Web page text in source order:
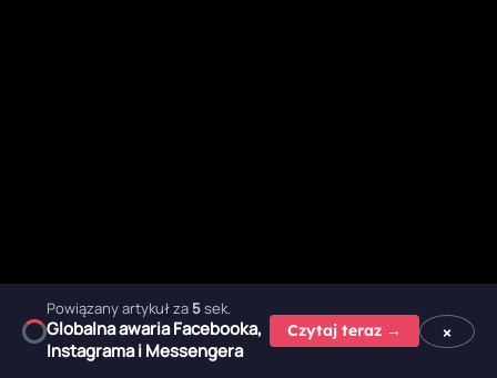
Powiązany artykuł za3sek.
Globalna awaria Facebooka,
Instagrama i Messengera
Czytaj teraz → ×